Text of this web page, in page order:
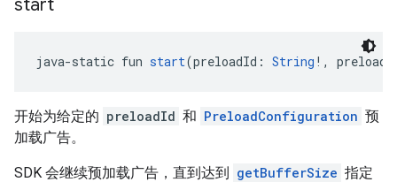
start
java-static fun start(preloadId: String !,
开始为给定的 preloadId 和 PreloadConfiguration 预
加载广告。
SDK 会继续预加载广告，直到达到 getBufferSize 指定